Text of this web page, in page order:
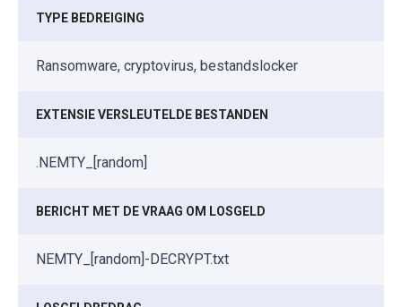
TYPE BEDREIGING
Ransomware, cryptovirus, bestandslocker
EXTENSIE VERSLEUTELDE BESTANDEN
.NEMTY_[random]
BERICHT MET DE VRAAG OM LOSGELD
NEMTY_[random]-DECRYPT.txt